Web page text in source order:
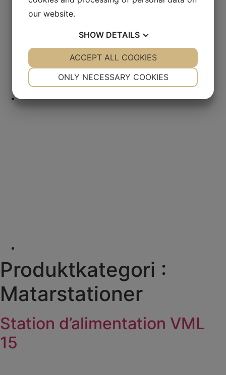
Produktkategori :
Matarstationer
Station d’alimentation VML
15
our website.
SHOW DETAILS
YES NO YES NO
ONLY NECESSARY COOKIES
ACCEPT ALL COOKIES